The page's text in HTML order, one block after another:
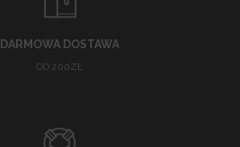
DARMOWA DOSTAWA
OD 200ZŁ